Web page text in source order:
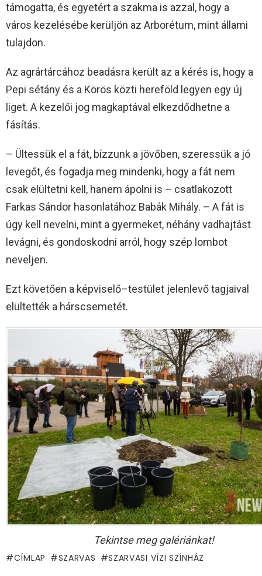
támogatta, és egyetért a szakma is azzal, hogy a
város kezelésébe kerüljön az Arborétum, mint állami
tulajdon.
Az agrártárcához beadásra került az a kérés is, hogy a
Pepi sétány és a Körös közti hereföld legyen egy új
liget. A kezelői jog magkaptával elkezdődhetne a
fásítás.
– Ültessük el a fát, bízzunk a jövőben, szeressük a jó
levegőt, és fogadja meg mindenki, hogy a fát nem
csak elültetni kell, hanem ápolni is – csatlakozott
Farkas Sándor hasonlatához Babák Mihály. – A fát is
úgy kell nevelni, mint a gyermeket, néhány vadhajtást
levágni, és gondoskodni arról, hogy szép lombot
neveljen.
Ezt követően a képviselő–testület jelenlevő tagjaival
elültették a hárscsemetét.
Tekintse meg galériánkat!
CÍMLAP SZARVAS SZARVASI VÍZI SZÍNHÁZ